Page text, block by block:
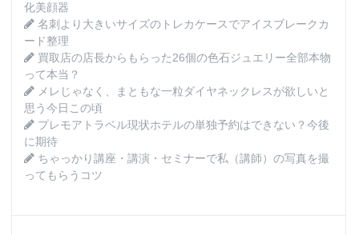
化美顔器
名刺より大きいサイズのトレカケースでアイスブレークカ
ード整理
買取店の店長からもらった26個の色石ジュエリー全部本物
って本当？
メレじゃなく、まともな一粒ダイヤネックレスが欲しいと
思う今日この頃
プレモアトラベル現状ホテルの単独予約はできない？今後
に期待
ちゃっかり講座・講演・セミナーで私（講師）の写真を撮
ってもらうコツ